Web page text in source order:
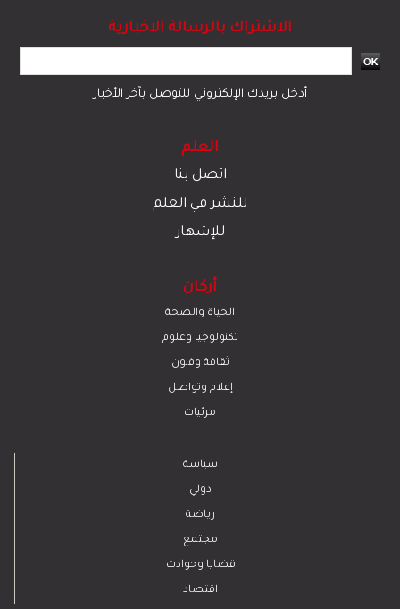
الاشتراك بالرسالة الاخبارية
أدخل بريدك الإلكتروني للتوصل بآخر الأخبار
العلم
اتصل بنا
للنشر في العلم
للإشهار
أركان
الحياة والصحة
تكنولوجيا وعلوم
ﺛﻘﺎﻓﺔ وﻓﻧون
إعلام وتواصل
مرئيات
سياسة
دولي
رياضة
مجتمع
قضايا وحوادث
اقتصاد